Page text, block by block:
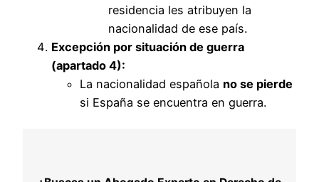
residencia les atribuyen la
nacionalidad de ese país.
Excepción por situación de guerra
(apartado 4):
La nacionalidad española no se pierde
si España se encuentra en guerra.